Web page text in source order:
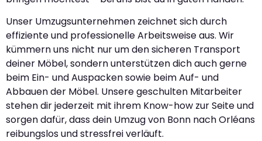
Unser Umzugsunternehmen zeichnet sich durch
effiziente und professionelle Arbeitsweise aus. Wir
kümmern uns nicht nur um den sicheren Transport
deiner Möbel, sondern unterstützen dich auch gerne
beim Ein- und Auspacken sowie beim Auf- und
Abbauen der Möbel. Unsere geschulten Mitarbeiter
stehen dir jederzeit mit ihrem Know-how zur Seite und
sorgen dafür, dass dein Umzug von Bonn nach Orléans
reibungslos und stressfrei verläuft.